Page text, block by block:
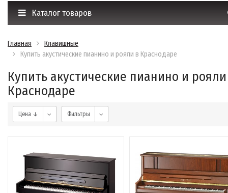
Каталог товаров
Главная
Клавишные
Купить акустические пианино и рояли в Краснодаре
Купить акустические пианино и
Краснодаре
Цена ↓ Фильтры